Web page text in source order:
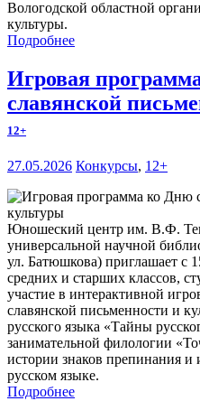
Вологодской областной
культуры.
Подробнее
Игровая
славянской
12+
27.05.2026 Конкурсы, 12+
Юношеский центр им. В.Ф.
универсальной научной
ул. Батюшкова) приглашает с
средних и старших классов,
участие в интерактивной
славянской письменности и
русского языка «Тайны
занимательной филологии
истории знаков препинания
русском языке.
Подробнее